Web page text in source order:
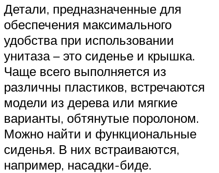
Детали, предназначенные для
обеспечения максимального
удобства при использовании
унитаза – это сиденье и крышка.
Чаще всего выполняется из
различны пластиков, встречаются
модели из дерева или мягкие
варианты, обтянутые поролоном.
Можно найти и функциональные
сиденья. В них встраиваются,
например, насадки-биде.